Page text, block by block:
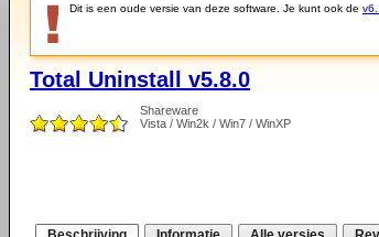
Dit is een oude versie van deze software. Je kunt ook de
Total Uninstall v5.8.0
Shareware
Vista / Win2k / Win7 / WinXP